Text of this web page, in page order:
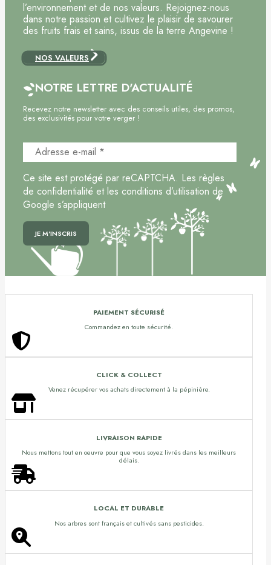
l’environnement et de nos valeurs. Rejoignez-nous
dans notre passion et cultivez le plaisir de savourer
des fruits frais et sains, issus de la terre Angevine !
NOS VALEURS
NOTRE LETTRE D'ACTUALITÉ
Recevez notre newsletter avec des conseils utiles, des promos,
des exclusivités pour votre verger !
Ce site est protégé par reCAPTCHA. Les règles
de confidentialité et les conditions d’utilisation de
Google s’appliquent
PAIEMENT SÉCURISÉ
Commandez en toute sécurité.
CLICK & COLLECT
Venez récupérer vos achats directement à la pépinière.
LIVRAISON RAPIDE
Nous mettons tout en oeuvre pour que vous soyez livrés dans les meilleurs
délais.
LOCAL ET DURABLE
Nos arbres sont français et cultivés sans pesticides.